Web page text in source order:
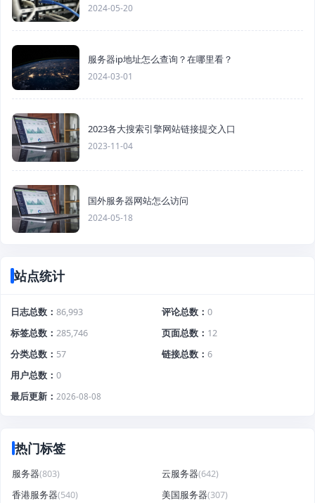
2024-05-20
服务器ip地址怎么查询？在哪里看？
2024-03-01
2023各大搜索引擎网站链接提交入口
2023-11-04
国外服务器网站怎么访问
2024-05-18
站点统计
日志总数 86,993 评论总数
0
标签总数
285,746 页面总数
12
分类总数
57 链接总数
6
用户总数
0
最后更新
2026-08-08
热门标签
服务器(803) 云服务器(642)
香港服务器(540) 美国服务器(307)